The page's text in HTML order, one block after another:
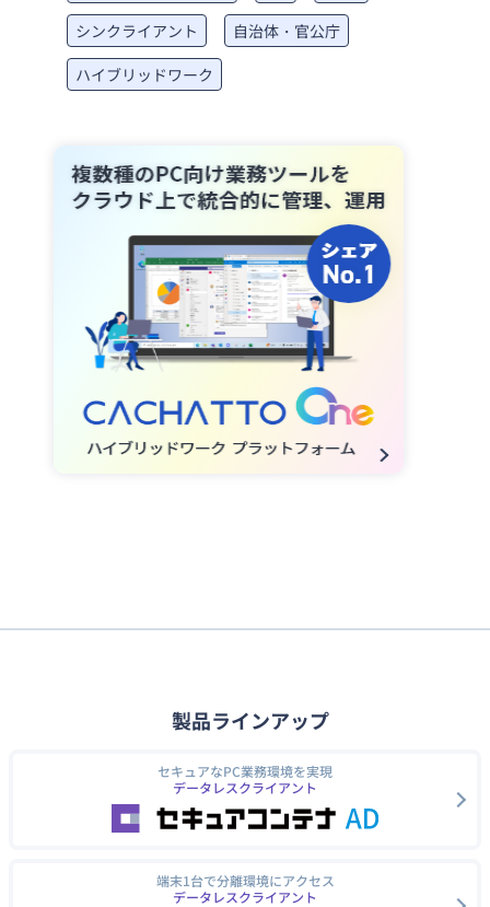
シンクライアント
自治体・官公庁
ハイブリッドワーク
製品ラインアップ
セキュアなPC業務環境を実現
データレスクライアント
端末1台で分離環境にアクセス
データレスクライアント